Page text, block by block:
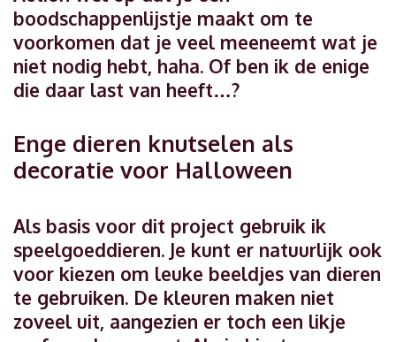
boodschappenlijstje maakt om te
voorkomen dat je veel meeneemt wat je
niet nodig hebt, haha. Of ben ik de enige
die daar last van heeft…?
Enge dieren knutselen als
decoratie voor Halloween
Als basis voor dit project gebruik ik
speelgoeddieren. Je kunt er natuurlijk ook
voor kiezen om leuke beeldjes van dieren
te gebruiken. De kleuren maken niet
zoveel uit, aangezien er toch een likje